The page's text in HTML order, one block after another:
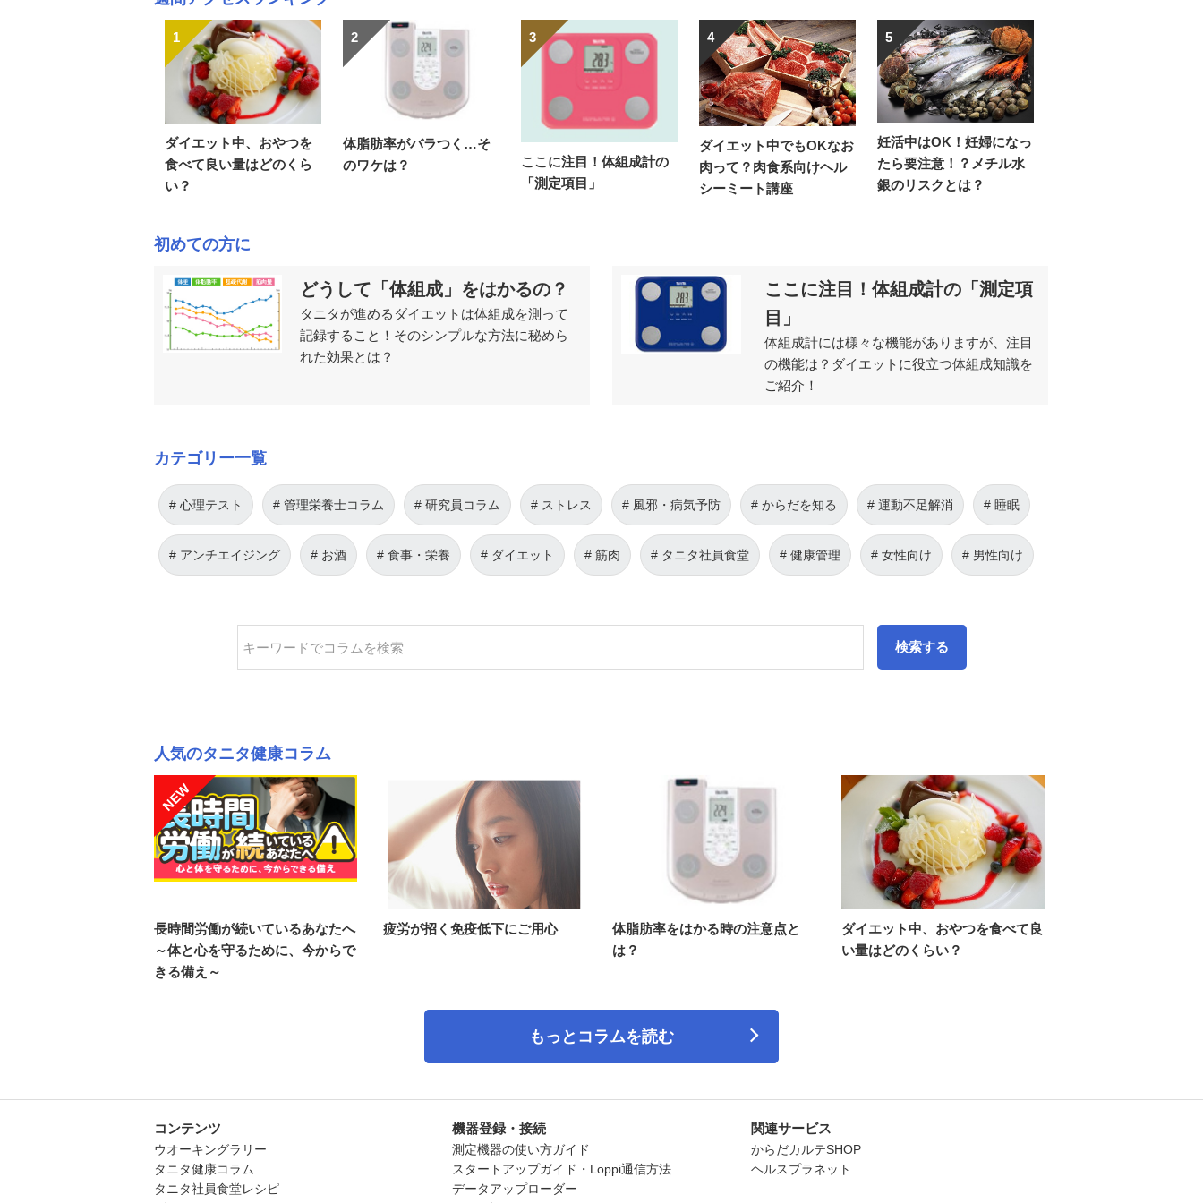
1
ダイエット中、おやつを
食べて良い量はどのくら
い？
2
体脂肪率がバラつく…そ
のワケは？
3
ここに注目！体組成計の
「測定項目」
4
ダイエット中でもOKなお
肉って？肉食系向けヘル
シーミート講座
5
妊活中はOK！妊婦になっ
たら要注意！？メチル水
銀のリスクとは？
初めての方に
どうして「体組成」をはかるの？
タニタが進めるダイエットは体組成を測って
記録すること！そのシンプルな方法に秘めら
れた効果とは？
ここに注目！体組成計の「測定項
目」
体組成計には様々な機能がありますが、注目
の機能は？ダイエットに役立つ体組成知識を
ご紹介！
カテゴリー一覧
心理テスト 管理栄養士コラム 研究員コラム ストレス 風邪・病気予防 からだを知る 運動不足解消 睡眠
アンチエイジング お酒 食事・栄養 ダイエット 筋肉 タニタ社員食堂 健康管理 女性向け 男性向け
検索する
人気のタニタ健康コラム
NEW
長時間労働が続いているあなたへ
～体と心を守るために、今からで
きる備え～
疲労が招く免疫低下にご用心
体脂肪率をはかる時の注意点と
は？
ダイエット中、おやつを食べて良
い量はどのくらい？
もっとコラムを読む
コンテンツ
ウオーキングラリー
タニタ健康コラム
タニタ社員食堂レシピ
機器登録・接続
測定機器の使い方ガイド
スタートアップガイド・Loppi通信方法
データアップローダー
関連サービス
からだカルテSHOP
ヘルスプラネット